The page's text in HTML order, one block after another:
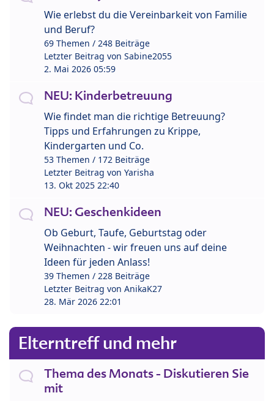
Wie erlebst du die Vereinbarkeit von Familie
und Beruf?
69 Themen / 248 Beiträge
Letzter Beitrag von Sabine2055
2. Mai 2026 05:59
NEU: Kinderbetreuung
Wie findet man die richtige Betreuung?
Tipps und Erfahrungen zu Krippe,
Kindergarten und Co.
53 Themen / 172 Beiträge
Letzter Beitrag von Yarisha
13. Okt 2025 22:40
NEU: Geschenkideen
Ob Geburt, Taufe, Geburtstag oder
Weihnachten - wir freuen uns auf deine
Ideen für jeden Anlass!
39 Themen / 228 Beiträge
Letzter Beitrag von AnikaK27
28. Mär 2026 22:01
Elterntreff und mehr
Thema des Monats - Diskutieren Sie
mit